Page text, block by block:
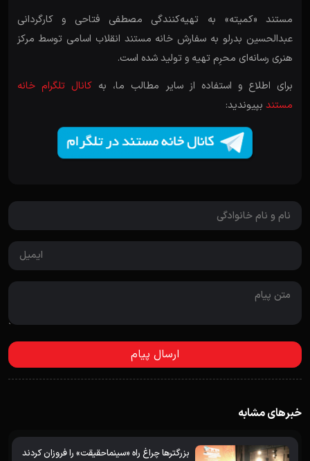
مستند «کمیته» به تهیه‌کنندگی مصطفی فتاحی و کارگردانی
عبدالحسین بدرلو به سفارش خانه مستند انقلاب اسامی توسط مرکز
هنری رسانه‌ای محرِم تهیه و تولید شده است.
برای اطلاع و استفاده از سایر مطالب ما، به کانال تلگرام خانه
مستندبپیوندید:
خبرهای مشابه
بزرگترها چراغ راه «سینماحقیقت» را فروزان کردند